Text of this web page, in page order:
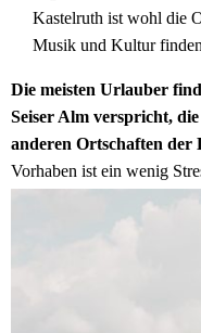
Kastelruth ist wohl die
Musik und Kultur
Die meisten Urlauber
Seiser Alm verspricht,
anderen Ortschaften der
Vorhaben ist ein wenig